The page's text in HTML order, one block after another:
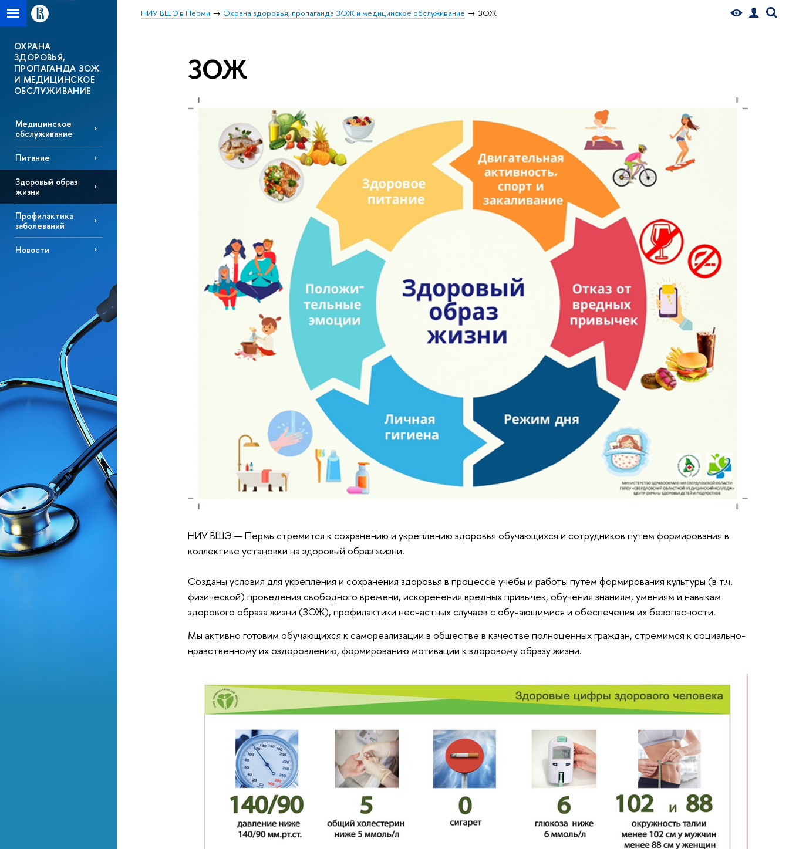
НИУ ВШЭ в Перми Охрана здоровья, пропаганда ЗОЖ и медицинское обслуживание ЗОЖ
ОХРАНА
ЗДОРОВЬЯ,
ПРОПАГАНДА ЗОЖ
И МЕДИЦИНСКОЕ
ОБСЛУЖИВАНИЕ
Медицинское
обслуживание
Питание
Здоровый образ
жизни
Профилактика
заболеваний
Новости
ЗОЖ
НИУ ВШЭ — Пермь стремится к сохранению и укреплению здоровья обучающихся и сотрудников путем формирования в
коллективе установки на здоровый образ жизни.
Созданы условия для укрепления и сохранения здоровья в процессе учебы и работы путем формирования культуры (в т.ч.
физической) проведения свободного времени, искоренения вредных привычек, обучения знаниям, умениям и навыкам
здорового образа жизни (ЗОЖ), профилактики несчастных случаев с обучающимися и обеспечения их безопасности.
Мы активно готовим обучающихся к самореализации в обществе в качестве полноценных граждан, стремимся к социально-
нравственному их оздоровлению, формированию мотивации к здоровому образу жизни.